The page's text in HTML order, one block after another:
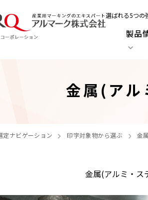
選ばれる5つの
製品
金属(アル
定ナビゲーション 印字対象物から選ぶ 金
金属(アルミ・ス